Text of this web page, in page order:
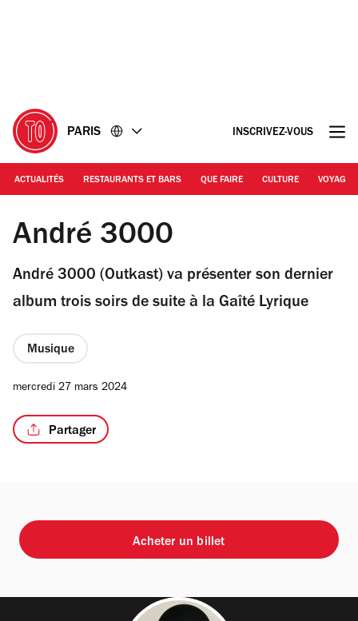
PARIS INSCRIVEZ-VOUS
ACTUALITÉS RESTAURANTS ET BARS QUE FAIRE CULTURE VOYAGE
© André 3000
André 3000
André 3000 (Outkast) va présenter son dernier
album trois soirs de suite à la Gaîté Lyrique
Musique
mercredi 27 mars 2024
Partager
Acheter un billet